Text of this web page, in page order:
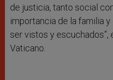
de justicia, tanto social
importancia de la familia
ser vistos y escuchados”,
Vaticano.